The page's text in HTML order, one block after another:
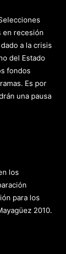
en recesión
a la crisis
del Estado
fondos
Es por
una pausa
los
para los
2010.